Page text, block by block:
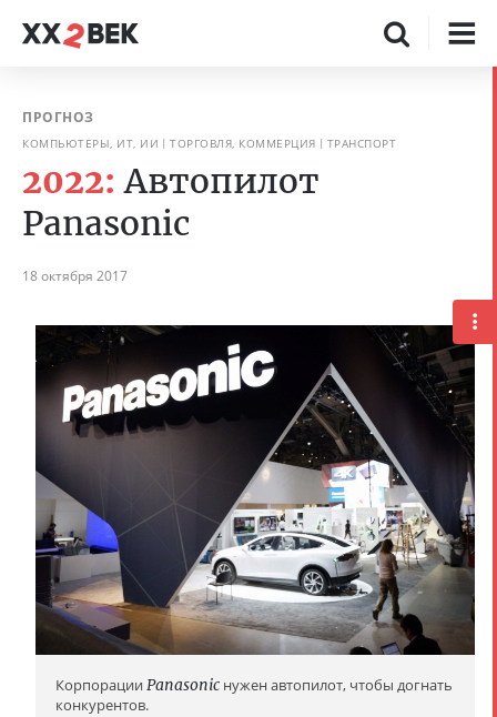
ПРОГНОЗ
КОМПЬЮТЕРЫ, ИТ, ИИ ТОРГОВЛЯ, КОММЕРЦИЯ ТРАНСПОРТ
2022:Автопилот
Panasonic
18 октября 2017
Корпорации Panasonic нужен автопилот, чтобы догнать
конкурентов.